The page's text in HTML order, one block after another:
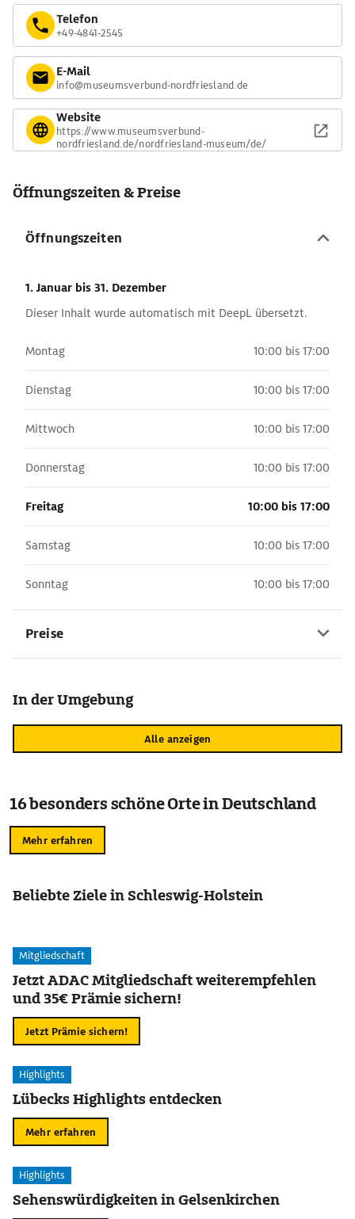
Telefon
+49-4841-2545
E-Mail
info@museumsverbund-nordfriesland.de
Website
https://www.museumsverbund-
nordfriesland.de/nordfriesland-museum/de/
Öffnungszeiten & Preise
Öffnungszeiten
1. Januar bis 31. Dezember
Dieser Inhalt wurde automatisch mit DeepL übersetzt.
Montag 10:00 bis 17:00
Dienstag 10:00 bis 17:00
Mittwoch 10:00 bis 17:00
Donnerstag 10:00 bis 17:00
Freitag 10:00 bis 17:00
Samstag 10:00 bis 17:00
Sonntag 10:00 bis 17:00
Preise
In der Umgebung
Alle anzeigen
16 besonders schöne Orte in Deutschland
Mehr erfahren
Beliebte Ziele in Schleswig-Holstein
Mitgliedschaft
Jetzt ADAC Mitgliedschaft weiterempfehlen
und 35€ Prämie sichern!
Jetzt Prämie sichern!
Highlights
Lübecks Highlights entdecken
Mehr erfahren
Highlights
Sehenswürdigkeiten in Gelsenkirchen